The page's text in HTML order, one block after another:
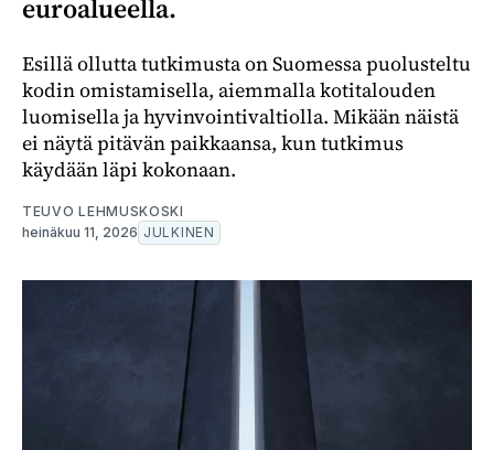
euroalueella.
Esillä ollutta tutkimusta on Suomessa puolusteltu
kodin omistamisella, aiemmalla kotitalouden
luomisella ja hyvinvointivaltiolla. Mikään näistä
ei näytä pitävän paikkaansa, kun tutkimus
käydään läpi kokonaan.
TEUVO LEHMUSKOSKI
heinäkuu 11, 2026 JULKINEN